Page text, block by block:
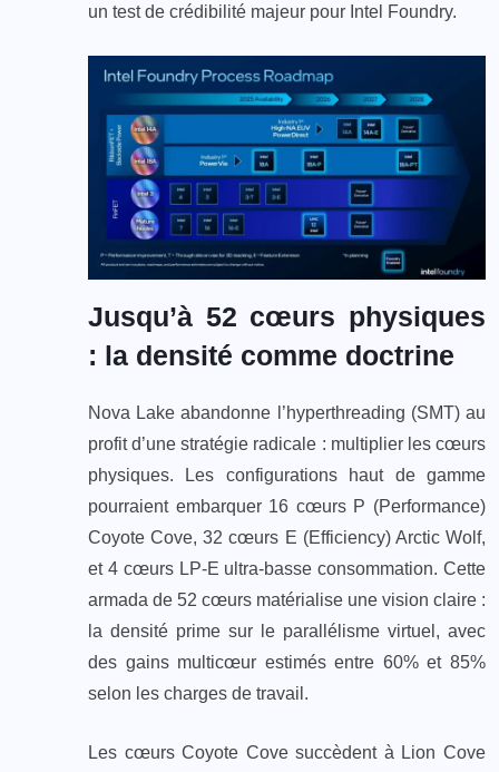
un test de crédibilité majeur pour Intel Foundry.
Jusqu’à 52 cœurs physiques
: la densité comme doctrine
Nova Lake abandonne l’hyperthreading (SMT) au
profit d’une stratégie radicale : multiplier les cœurs
physiques. Les configurations haut de gamme
pourraient embarquer 16 cœurs P (Performance)
Coyote Cove, 32 cœurs E (Efficiency) Arctic Wolf,
et 4 cœurs LP-E ultra-basse consommation. Cette
armada de 52 cœurs matérialise une vision claire :
la densité prime sur le parallélisme virtuel, avec
des gains multicœur estimés entre 60% et 85%
selon les charges de travail.
Les cœurs Coyote Cove succèdent à Lion Cove